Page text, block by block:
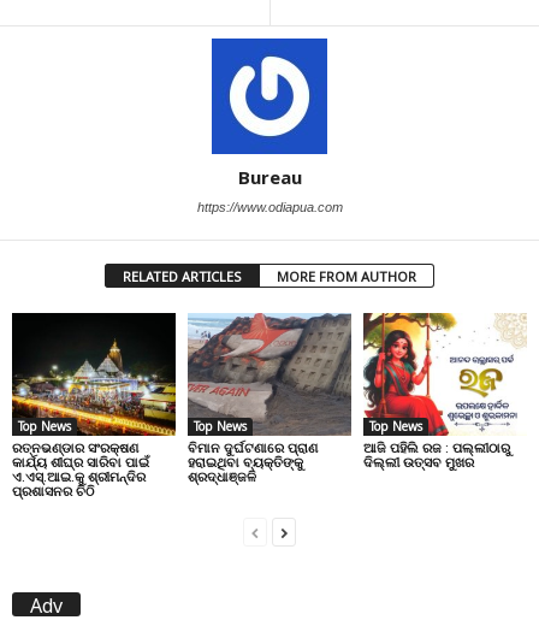
Bureau
https://www.odiapua.com
RELATED ARTICLES MORE FROM AUTHOR
Top News
ରତ୍ନଭଣ୍ଡାର ସଂରକ୍ଷଣ
କାର୍ଯ୍ୟ ଶୀଘ୍ର ସାରିବା ପାଇଁ
ଏ.ଏସ୍.ଆଇ.କୁ ଶ୍ରୀମନ୍ଦିର
ପ୍ରଶାସନର ଚିଠି
Top News
ବିମାନ ଦୁର୍ଘଟଣାରେ ପ୍ରାଣ
ହରାଇଥିବା ବ୍ୟକ୍ତିଙ୍କୁ
ଶ୍ରଦ୍ଧାଞ୍ଜଳି
Top News
ଆଜି ପହିଲି ରଜ : ପଲ୍ଲୀଠାରୁ
ଦିଲ୍ଲୀ ଉତ୍ସବ ମୁଖର
Adv